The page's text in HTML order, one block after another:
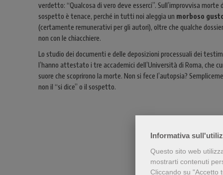
Informativa
Questo sito web
mostrarti contenuti
Cliccando su "Accetto
verdetto: “Qualcosa di vero deve esserci”. Sull’improvvisa
sospetto è tenace, perché in tutti noi aleggia un morboso
(certamente remunerativi per gli autori), oltre che qualche
non con le chiacchiere.
Lo studio dei documenti e delle deposizioni processuali dei
l’hanno attestato i tre accademici dell’Università di Roma, che
suore che scoprirono la morte. Non si fece l’autopsia?
non il “si dice” o il sospetto.